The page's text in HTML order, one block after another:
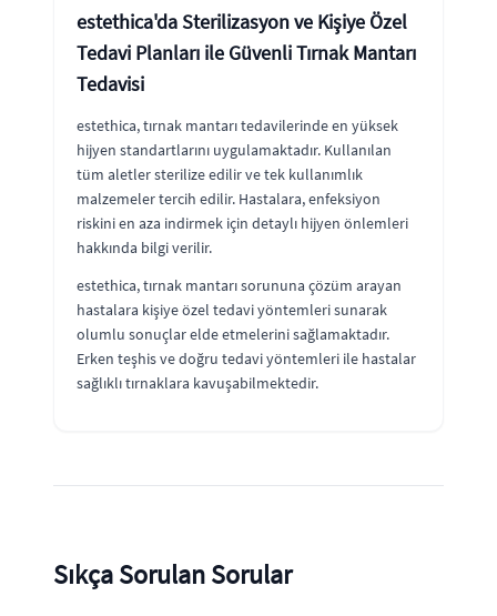
estethica'da Sterilizasyon ve Kişiye Özel
Tedavi Planları ile Güvenli Tırnak Mantarı
Tedavisi
estethica, tırnak mantarı tedavilerinde en yüksek
hijyen standartlarını uygulamaktadır. Kullanılan
tüm aletler sterilize edilir ve tek kullanımlık
malzemeler tercih edilir. Hastalara, enfeksiyon
riskini en aza indirmek için detaylı hijyen önlemleri
hakkında bilgi verilir.
estethica, tırnak mantarı sorununa çözüm arayan
hastalara kişiye özel tedavi yöntemleri sunarak
olumlu sonuçlar elde etmelerini sağlamaktadır.
Erken teşhis ve doğru tedavi yöntemleri ile hastalar
sağlıklı tırnaklara kavuşabilmektedir.
Sıkça Sorulan Sorular